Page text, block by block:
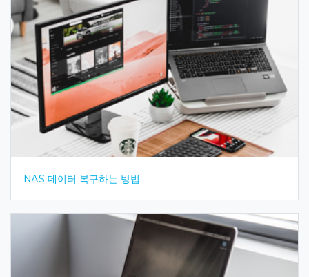
NAS 데이터 복구하는 방법